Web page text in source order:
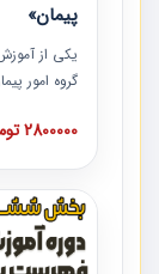
پیمان»
یکی از
گروه امور
است که در
نکات کلیدی
پیمان به
2800000 تومان